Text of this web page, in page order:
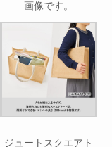
画像です。
ジュートスクエアト